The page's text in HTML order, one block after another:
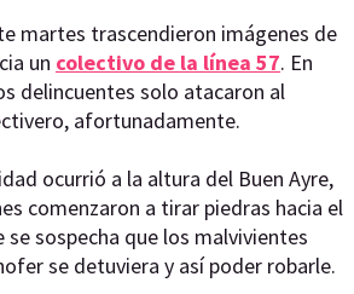
martes trascendieron imágenes de
un colectivo de la línea 57. En
delincuentes solo atacaron al
afortunadamente.
ocurrió a la altura del Buen Ayre,
comenzaron a tirar piedras hacia el
sospecha que los malvivientes
se detuviera y así poder robarle.